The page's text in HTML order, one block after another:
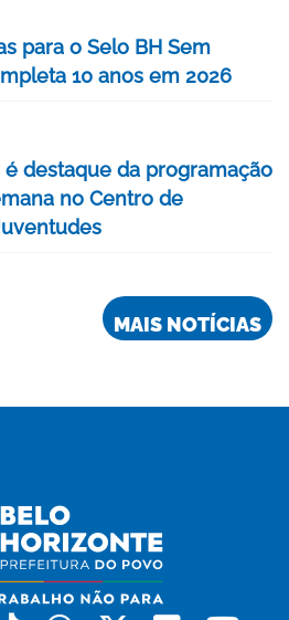
para o Selo BH Sem
10 anos em 2026
é destaque da programação
no Centro de
MAIS NOTÍCIAS